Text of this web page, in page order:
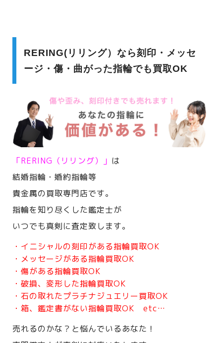
RERING(リリング）なら刻印・メッセ
ージ・傷・曲がった指輪でも買取OK
「RERING（リリング）」 は
結婚指輪・婚約指輪等
貴金属の買取専門店です。
指輪を知り尽くした鑑定士が
いつでも真剣に査定致します。
・イニシャルの刻印がある指輪買取OK
・メッセージがある指輪買取OK
・傷がある指輪買取OK
・破損、変形した指輪買取OK
・石の取れたプラチナジュエリー買取OK
・箱、鑑定書がない指輪買取OK etc…
売れるのかな？と悩んでいるあなた！